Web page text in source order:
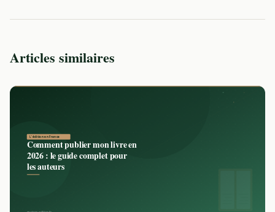
Articles similaires